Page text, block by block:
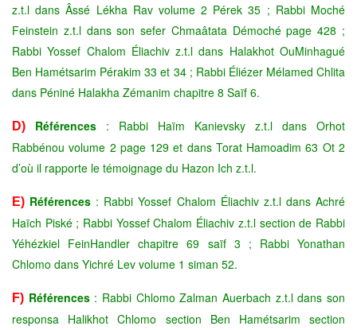
z.t.l dans Âssé Lékha Rav volume 2 Pérek 35 ; Rabbi Moché
Feinstein z.t.l dans son sefer Chmaâtata Démoché page 428 ;
Rabbi Yossef Chalom Éliachiv z.t.l dans Halakhot OuMinhagué
Ben Hamétsarim Pérakim 33 et 34 ; Rabbi Éliézer Mélamed Chlita
dans Péniné Halakha Zémanim chapitre 8 Saïf 6.
D) Références : Rabbi Haïm Kanievsky z.t.l dans Orhot
Rabbénou volume 2 page 129 et dans Torat Hamoadim 63 Ot 2
d’où il rapporte le témoignage du Hazon Ich z.t.l.
E) Références : Rabbi Yossef Chalom Éliachiv z.t.l dans Achré
Haïch Piské ; Rabbi Yossef Chalom Éliachiv z.t.l section de Rabbi
Yéhézkiel FeinHandler chapitre 69 saïf 3 ; Rabbi Yonathan
Chlomo dans Yichré Lev volume 1 siman 52.
F) Références : Rabbi Chlomo Zalman Auerbach z.t.l dans son
responsa Halikhot Chlomo section Ben Hamétsarim section